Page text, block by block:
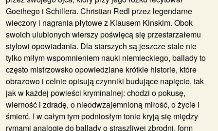
Goethego i Schillera. Christian Redl przez legendarne
wieczory i nagrania płytowe z Klausem Kinskim. Obok
swoich ulubionych wierszy poświęcą się przestarzałemu
stylowi opowiadania. Dla starszych są jeszcze stale nie
tylko miłym wspomnieniem nauki niemieckiego, ballady to
często mistrzowsko opowiedziane krótkie historie, które
obrazowo i celnie opisują czynniki budujące napięcie, tak
jak w każdej powieści kryminalnej: chodzi o pokusę,
wierność i zdradę, o nieodwzajemnioną miłość, o życie i
śmierć. I w całym tym podniosłym tonie kryją się między
rymami analogie do ballady o straszliwej zbrodni, form